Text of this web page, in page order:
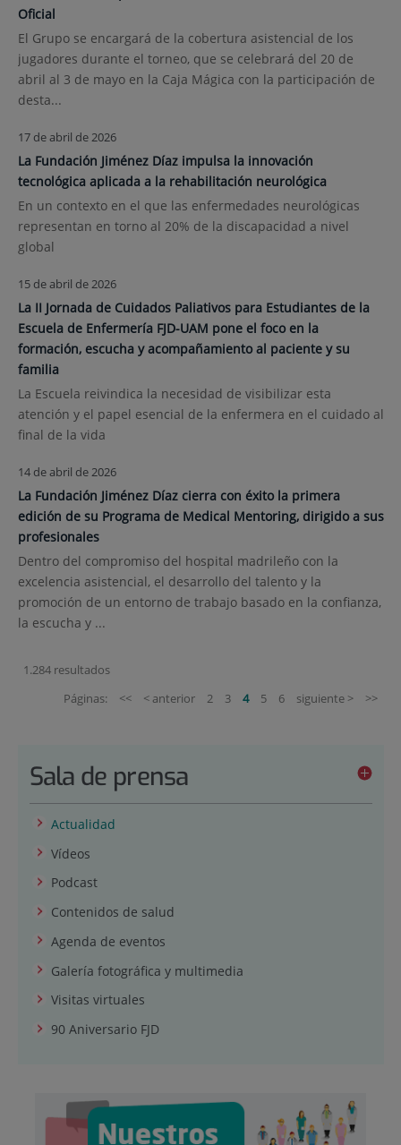
Oficial
El Grupo se encargará de la cobertura asistencial de los
jugadores durante el torneo, que se celebrará del 20 de
abril al 3 de mayo en la Caja Mágica con la participación de
desta...
17 de abril de 2026
La Fundación Jiménez Díaz impulsa la innovación
tecnológica aplicada a la rehabilitación neurológica
En un contexto en el que las enfermedades neurológicas
representan en torno al 20% de la discapacidad a nivel
global
15 de abril de 2026
La II Jornada de Cuidados Paliativos para Estudiantes de la
Escuela de Enfermería FJD-UAM pone el foco en la
formación, escucha y acompañamiento al paciente y su
familia
La Escuela reivindica la necesidad de visibilizar esta
atención y el papel esencial de la enfermera en el cuidado al
final de la vida
14 de abril de 2026
La Fundación Jiménez Díaz cierra con éxito la primera
edición de su Programa de Medical Mentoring, dirigido a sus
profesionales
Dentro del compromiso del hospital madrileño con la
excelencia asistencial, el desarrollo del talento y la
promoción de un entorno de trabajo basado en la confianza,
la escucha y ...
1.284 resultados
Páginas:
<< < anterior 2 3 4 5 6 siguiente > >>
Sala de prensa
Actualidad
Vídeos
Podcast
Contenidos de salud
Agenda de eventos
Galería fotográfica y multimedia
Visitas virtuales
90 Aniversario FJD